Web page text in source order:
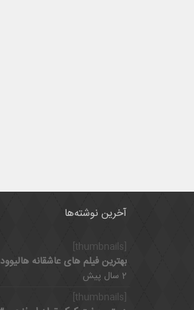
آخرین نوشته‌ها
بهترین فیلم های عاشقانه هالیوود
2 سال پیش